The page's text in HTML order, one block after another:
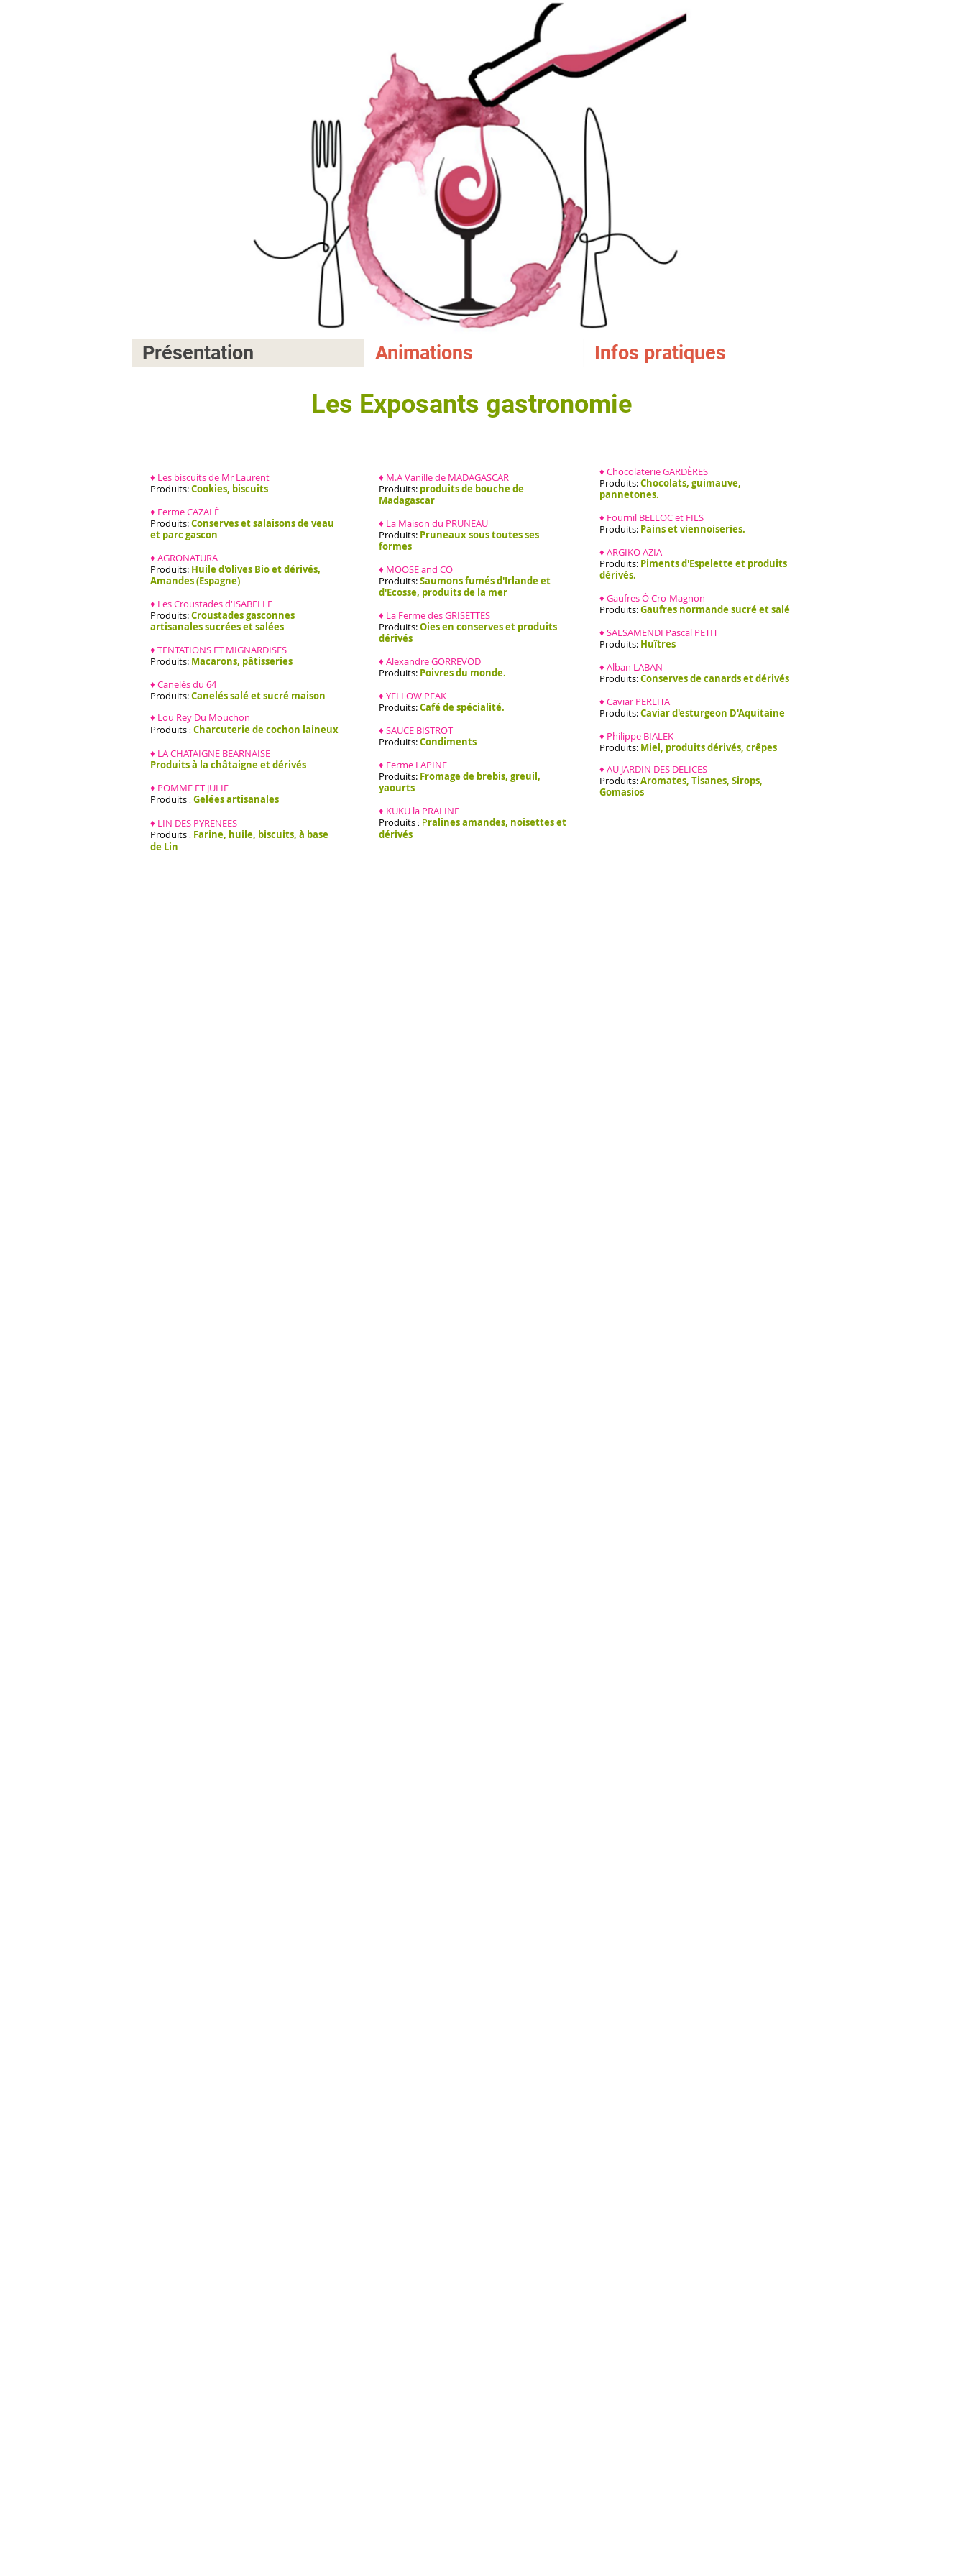
Présentation Animations Infos pratiques
Les Exposants gastronomie
♦ Les biscuits de Mr Laurent
Produits:Cookies, biscuits
♦ Ferme CAZALÉ
Produits:Conserves et salaisons de veau
et parc gascon
♦ AGRONATURA
Produits: Huile d'olives Bio et dérivés,
Amandes (Espagne)
♦ Les Croustades d'ISABELLE
Produits:Croustades gasconnes
artisanales sucrées et salées
♦ TENTATIONS ET MIGNARDISES
Produits: Macarons, pâtisseries
♦ Canelés du 64
Produits:Canelés salé et sucré maison
♦ Lou Rey Du Mouchon
Produits : Charcuterie de cochon laineux
♦ LA CHATAIGNE BEARNAISE
Produits à la châtaigne et dérivés
♦ POMME ET JULIE
Produits : Gelées artisanales
♦ LIN DES PYRENEES
Produits : Farine, huile, biscuits, à base
de Lin
♦ M.A Vanille de MADAGASCAR
Produits: produits de bouche de
Madagascar
♦ La Maison du PRUNEAU
Produits: Pruneaux sous toutes ses
formes
♦ MOOSE and CO
Produits:Saumons fumés d'Irlande et
d'Ecosse, produits de la mer
♦ La Ferme des GRISETTES
Produits:Oies en conserves et produits
dérivés
♦ Alexandre GORREVOD
Produits: Poivres du monde.
♦ YELLOW PEAK
Produits:Café de spécialité.
♦ SAUCE BISTROT
Produits:Condiments
♦ Ferme LAPINE
Produits: Fromage de brebis, greuil,
yaourts
♦ KUKU la PRALINE
Produits : Pralines amandes, noisettes et
dérivés
♦ Chocolaterie GARDÈRES
Produits:Chocolats, guimauve,
pannetones.
♦ Fournil BELLOC et FILS
Produits: Pains et viennoiseries.
♦ ARGIKO AZIA
Produits: Piments d'Espelette et produits
dérivés.
♦ Gaufres Ô Cro-Magnon
Produits:Gaufres normande sucré et salé
♦ SALSAMENDI Pascal PETIT
Produits: Huîtres
♦ Alban LABAN
Produits:Conserves de canards et dérivés
♦ Caviar PERLITA
Produits:Caviar d'esturgeon D'Aquitaine
♦ Philippe BIALEK
Produits: Miel, produits dérivés, crêpes
♦ AU JARDIN DES DELICES
Produits:Aromates, Tisanes, Sirops,
Gomasios